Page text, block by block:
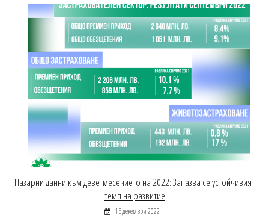
Пазарни данни към деветмесечието на 2022: Запазва се устойчивият
темп на развитие
15 декември 2022